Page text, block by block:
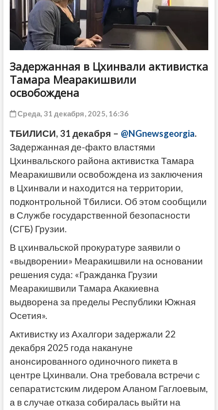
Задержанная в Цхинвали активистка
Тамара Меаракишвили
освобождена
Среда, 31 декабря, 2025, 16:36
ТБИЛИСИ, 31 декабря – @NGnewsgeorgia.
Задержанная де-факто властями
Цхинвальского района активистка Тамара
Меаракишвили освобождена из заключения
в Цхинвали и находится на территории,
подконтрольной Тбилиси. Об этом сообщили
в Службе государственной безопасности
(СГБ) Грузии.
В цхинвальской прокуратуре заявили о
«выдворении» Меаракишвили на основании
решения суда: «Гражданка Грузии
Меаракишвили Тамара Акакиевна
выдворена за пределы Республики Южная
Осетия».
Активистку из Ахалгори задержали 22
декабря 2025 года накануне
анонсированного одиночного пикета в
центре Цхинвали. Она требовала встречи с
сепаратистским лидером Аланом Гаглоевым,
а в случае отказа собиралась выйти на